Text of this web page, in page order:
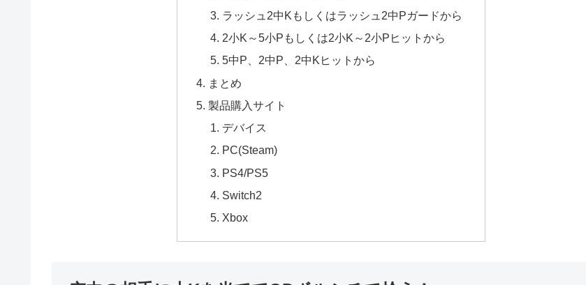
ラッシュ2中Kもしくはラッシュ2中Pガードから
2小K～5小Pもしくは2小K～2小Pヒットから
5中P、2中P、2中Kヒットから
まとめ
製品購入サイト
デバイス
PC(Steam)
PS4/PS5
Switch2
Xbox